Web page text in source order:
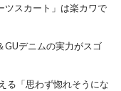
ツスカート」は楽カワで
GUデニムの実力がスゴ
る「思わず惚れそうにな